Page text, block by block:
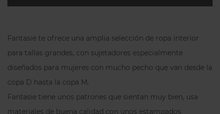
su sitio sin comprometer la libertad de
Preguntas frecuentes
¿Por qué la braga culotte Fantasie
Emmaline es popular entre nuestras
clientas?
Porque combina comodidad, ajuste
Fantasie te ofrece una amplia selección de ropa interior
para tallas grandes, con sujetadores especialmente
diseñados para mujeres con mucho pecho que van desde la
copa D hasta la copa M.
Fantasie tiene unos patrones que sientan muy bien, usa
materiales de buena calidad con unos estampados